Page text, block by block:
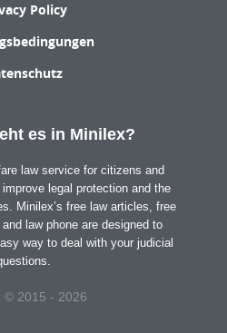
Policy
es in Minilex?
law service for citizens and
legal protection and the
Minilex’s free law articles, free
law phone are designed to
way to deal with your judicial
© 2015 - 2026